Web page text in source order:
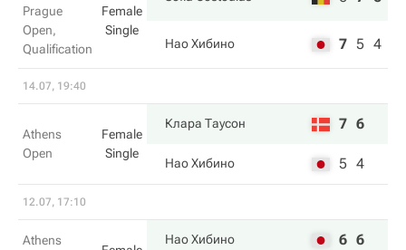
Prague
Open,
Qualification
Female
Single
Нао Хибино 7 5 4
14.07, 19:40
Athens
Open
Female
Single
Клара Таусон 7 6
Нао Хибино 5 4
12.07, 17:10
Athens
Нао Хибино 6 6